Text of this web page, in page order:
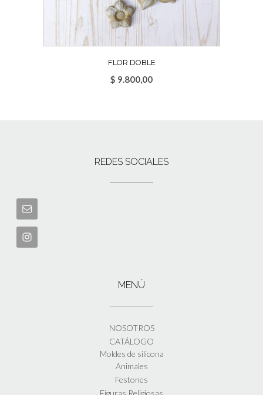
FLOR DOBLE
$ 9.800,00
REDES SOCIALES
MENÚ
NOSOTROS
CATÁLOGO
Moldes de silicona
Animales
Festones